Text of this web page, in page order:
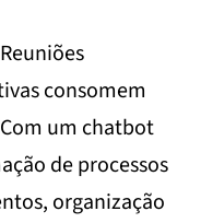
Reuniões
consomem
um chatbot
de processos
organização